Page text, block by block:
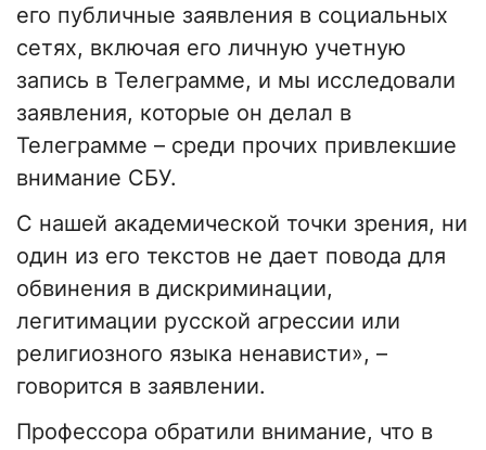
его публичные заявления в социальных
сетях, включая его личную учетную
запись в Телеграмме, и мы исследовали
заявления, которые он делал в
Телеграмме – среди прочих привлекшие
внимание СБУ.
С нашей академической точки зрения, ни
один из его текстов не дает повода для
обвинения в дискриминации,
легитимации русской агрессии или
религиозного языка ненависти», –
говорится в заявлении.
Профессора обратили внимание, что в